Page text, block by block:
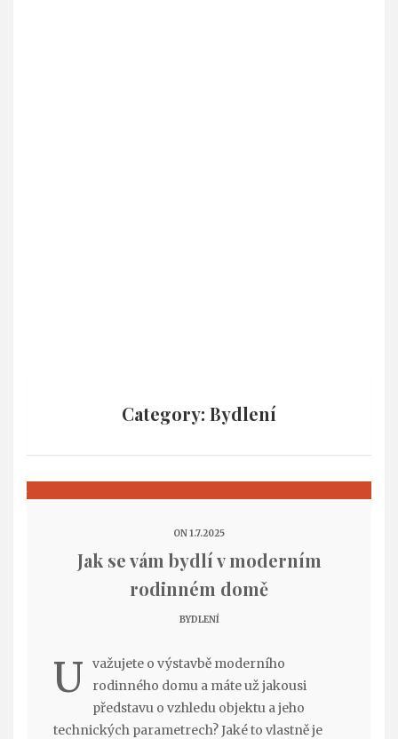
Category: Bydlení
ON 1.7.2025
Jak se vám bydlí v moderním
rodinném domě
BYDLENÍ
U
važujete o výstavbě moderního
rodinného domu a máte už jakousi
představu o vzhledu objektu a jeho
technických parametrech? Jaké to vlastně je